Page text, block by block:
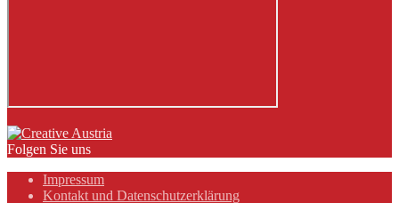
Folgen Sie uns
Impressum
Kontakt und Datenschutzerklärung